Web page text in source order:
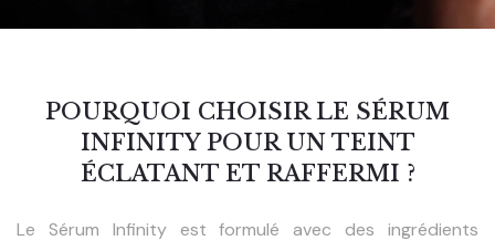
POURQUOI CHOISIR LE SÉRUM
INFINITY POUR UN TEINT
ÉCLATANT ET RAFFERMI ?
Le Sérum Infinity est formulé avec des ingrédients